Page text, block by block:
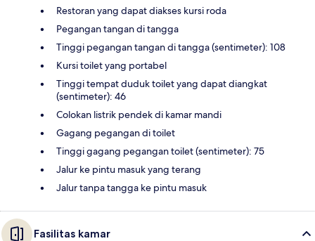
Restoran yang dapat diakses kursi roda
Pegangan tangan di tangga
Tinggi pegangan tangan di tangga (sentimeter): 108
Kursi toilet yang portabel
Tinggi tempat duduk toilet yang dapat diangkat
(sentimeter): 46
Colokan listrik pendek di kamar mandi
Gagang pegangan di toilet
Tinggi gagang pegangan toilet (sentimeter): 75
Jalur ke pintu masuk yang terang
Jalur tanpa tangga ke pintu masuk
Fasilitas kamar